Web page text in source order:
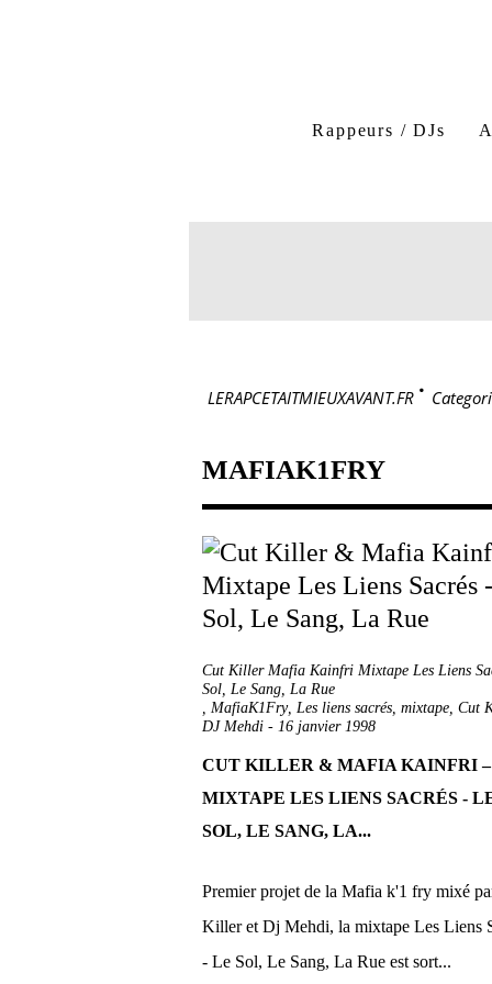
Rappeurs / DJs
LERAPCETAITMIEUXAVANT.FR >
MAFIAK1FRY
Cut Killer Mafia Kainfri Mixtape Les Liens
Sol, Le Sang, La Rue
, MafiaK1Fry, Les liens sacrés, mixtape, Cut
DJ Mehdi - 16 janvier 1998
CUT KILLER & MAFIA KAINFRI –
MIXTAPE LES LIENS SACRÉS -
SOL, LE SANG, LA...
Premier projet de la Mafia k'1 fry mixé
Killer et Dj Mehdi, la mixtape Les Liens
- Le Sol, Le Sang, La Rue est sort...